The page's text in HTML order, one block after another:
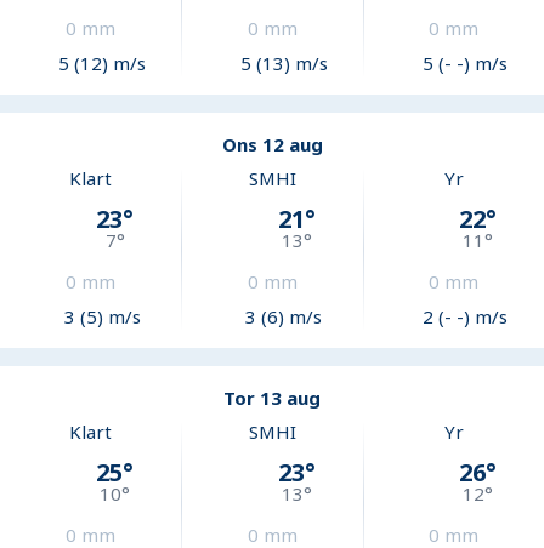
0 mm
5 (12) m/s
0 mm
5 (13) m/s
0 mm
5 (- -) m/s
Ons 12 aug
Klart
23°
7°
0 mm
3 (5) m/s
SMHI
21°
13°
0 mm
3 (6) m/s
Yr
22°
11°
0 mm
2 (- -) m/s
Tor 13 aug
Klart
25°
10°
0 mm
SMHI
23°
13°
0 mm
Yr
26°
12°
0 mm